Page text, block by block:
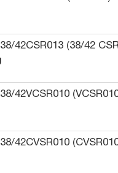
42CSR013 (38/42
42VCSR010
42CVSR010